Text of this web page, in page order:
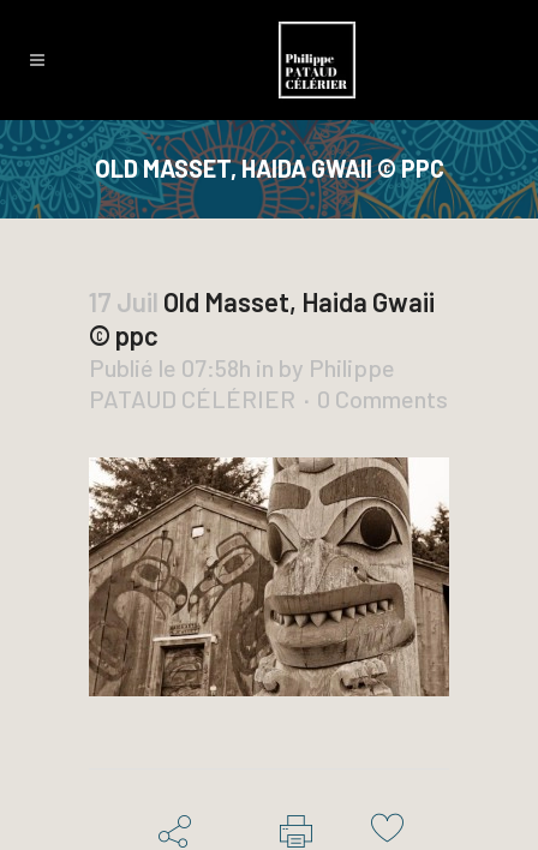
OLD MASSET, HAIDA GWAII © PPC
17 Juil Old Masset, Haida Gwaii
© ppc
Publié le 07:58h in by Philippe
PATAUD CÉLÉRIER
0 Comments